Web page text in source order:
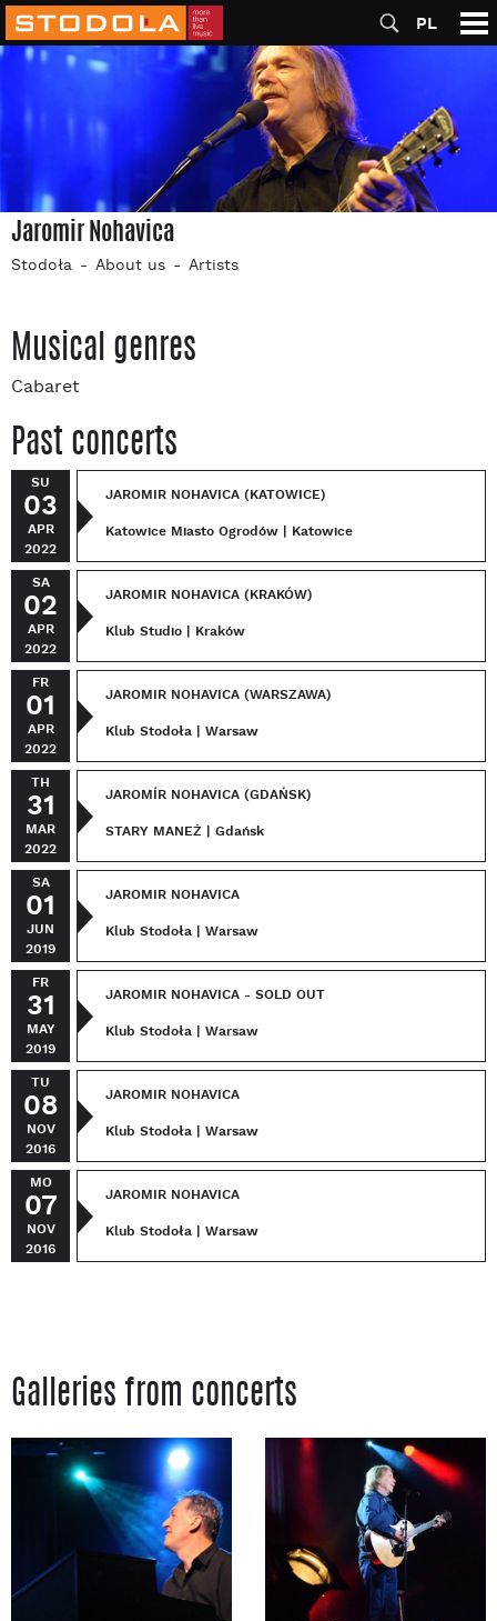
PL
Jaromir Nohavica
Stodoła About us Artists
Musical genres
Cabaret
Past concerts
SU
03
APR
2022
JAROMIR NOHAVICA (KATOWICE)
Katowice Miasto Ogrodów | Katowice
SA
02
APR
2022
JAROMIR NOHAVICA (KRAKÓW)
Klub Studio | Kraków
FR
01
APR
2022
JAROMIR NOHAVICA (WARSZAWA)
Klub Stodoła | Warsaw
TH
31
MAR
2022
JAROMÍR NOHAVICA (GDAŃSK)
STARY MANEŻ | Gdańsk
SA
01
JUN
2019
JAROMIR NOHAVICA
Klub Stodoła | Warsaw
FR
31
MAY
2019
JAROMIR NOHAVICA - SOLD OUT
Klub Stodoła | Warsaw
TU
08
NOV
2016
JAROMIR NOHAVICA
Klub Stodoła | Warsaw
MO
07
NOV
2016
JAROMIR NOHAVICA
Klub Stodoła | Warsaw
Galleries from concerts